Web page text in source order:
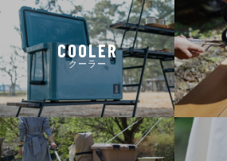
COOLER
クーラー